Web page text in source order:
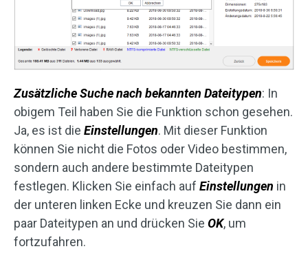
Zusätzliche Suche nach bekannten Dateitypen: In
obigem Teil haben Sie die Funktion schon gesehen.
Ja, es ist die Einstellungen. Mit dieser Funktion
können Sie nicht die Fotos oder Video bestimmen,
sondern auch andere bestimmte Dateitypen
festlegen. Klicken Sie einfach auf Einstellungen in
der unteren linken Ecke und kreuzen Sie dann ein
paar Dateitypen an und drücken Sie OK, um
fortzufahren.